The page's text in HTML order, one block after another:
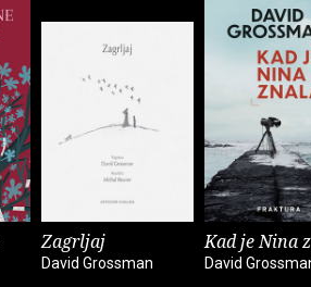
Zagrljaj
David Grossman
Kad je Nina
David